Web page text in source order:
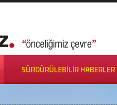
SÜRDÜRÜLEBİLİR HABERLER